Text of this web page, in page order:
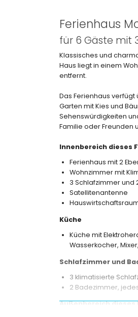
Ferienhaus
für 6 Gäste mit
Klassisches und
Haus liegt in einem
entfernt.
Das Ferienhaus verfügt
Garten mit Kies und
Sehenswürdigkeiten
Familie oder Freunden
Innenbereich dieses
Ferienhaus mit 2
Wohnzimmer mit
3 Schlafzimmer und
Satellitenantenne
Küche
Küche mit
Wasserkocher,
Schlafzimmer und
3 klimatisierte
2 Badezimmer,
Außenbereich dieses